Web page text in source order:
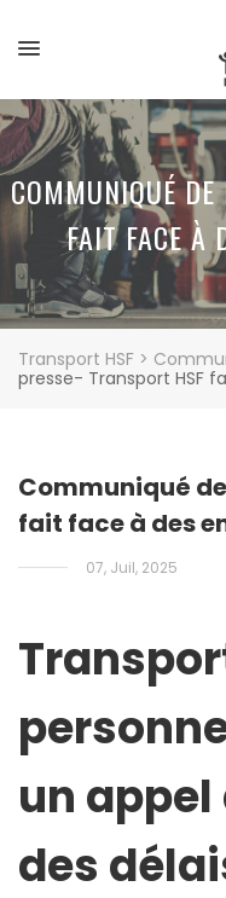
COMMUNIQUÉ
FAIT FACE À
Transport HSF >
presse- Transport HSF
Communiqué
fait face à des
07, Juil, 2025
un appel
des